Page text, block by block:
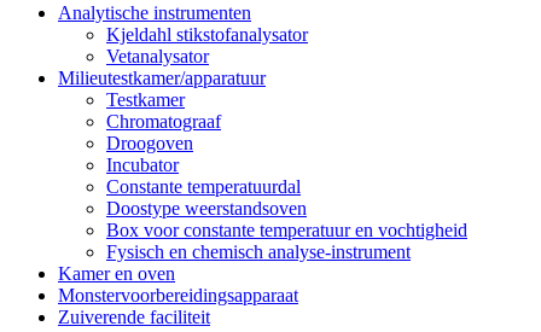
Analytische instrumenten
Kjeldahl stikstofanalysator
Vetanalysator
Milieutestkamer/apparatuur
Testkamer
Chromatograaf
Droogoven
Incubator
Constante temperatuurdal
Doostype weerstandsoven
Box voor constante temperatuur en vochtigheid
Fysisch en chemisch analyse-instrument
Kamer en oven
Monstervoorbereidingsapparaat
Zuiverende faciliteit